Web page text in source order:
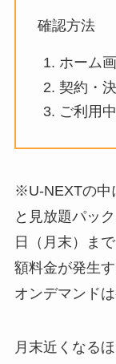
確認方法
ホーム
契約・
ご利用
※U-NEXTの中
と見放題パッ
日（月末）ま
額料金が発生
オンデマンドは
月末近くなる